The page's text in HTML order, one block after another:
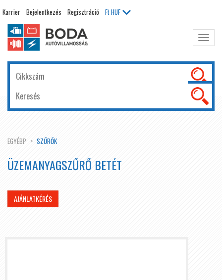
Karrier Bejelentkezés Regisztráció FtHUF
EGYÉBP SZŰRŐK
ÜZEMANYAGSZŰRŐ BETÉT
AJÁNLATKÉRÉS